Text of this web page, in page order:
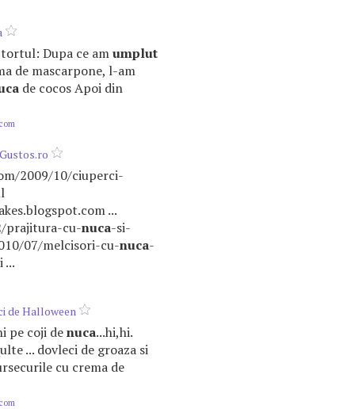
tortul: Dupa ce amumplut
de mascarpone, l-am
de cocos Apoi din
2009/10/ciuperci-
...
prajitura-cu-nuca-si-
07/melcisori-cu-nuca-
...
de Halloween
pe coji denuca...hi,hi.
... dovleci de groaza si
cu crema de